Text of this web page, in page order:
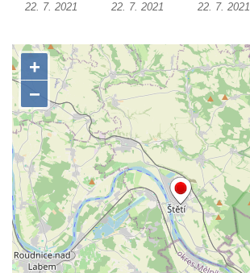
Annáše (U Kaifáše)
brána
Křížová cesta Římov – XI. kaple – Ježíš
haněn a tupen
Křížová cesta Římov – X. kaple – U
Cedronu
Křížová cesta Římov – IX. kaple – U
chromého žida
Křížová cesta Římov – VIII. kaple – Kristus
svázán a ze zahrady vyhnán
Křížová cesta Římov – VII. kaple – Políbení
22. 7. 2021 22. 7. 2021 22. 7. 2021